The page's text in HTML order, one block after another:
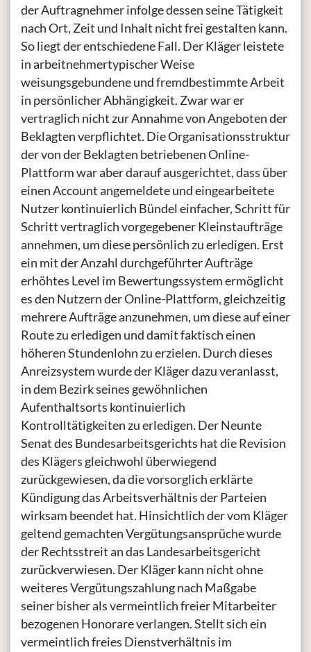
der Auftragnehmer infolge dessen seine Tätigkeit
nach Ort, Zeit und Inhalt nicht frei gestalten kann.
So liegt der entschiedene Fall. Der Kläger leistete
in arbeitnehmertypischer Weise
weisungsgebundene und fremdbestimmte Arbeit
in persönlicher Abhängigkeit. Zwar war er
vertraglich nicht zur Annahme von Angeboten der
Beklagten verpflichtet. Die Organisationsstruktur
der von der Beklagten betriebenen Online-
Plattform war aber darauf ausgerichtet, dass über
einen Account angemeldete und eingearbeitete
Nutzer kontinuierlich Bündel einfacher, Schritt für
Schritt vertraglich vorgegebener Kleinstaufträge
annehmen, um diese persönlich zu erledigen. Erst
ein mit der Anzahl durchgeführter Aufträge
erhöhtes Level im Bewertungssystem ermöglicht
es den Nutzern der Online-Plattform, gleichzeitig
mehrere Aufträge anzunehmen, um diese auf einer
Route zu erledigen und damit faktisch einen
höheren Stundenlohn zu erzielen. Durch dieses
Anreizsystem wurde der Kläger dazu veranlasst,
in dem Bezirk seines gewöhnlichen
Aufenthaltsorts kontinuierlich
Kontrolltätigkeiten zu erledigen. Der Neunte
Senat des Bundesarbeitsgerichts hat die Revision
des Klägers gleichwohl überwiegend
zurückgewiesen, da die vorsorglich erklärte
Kündigung das Arbeitsverhältnis der Parteien
wirksam beendet hat. Hinsichtlich der vom Kläger
geltend gemachten Vergütungsansprüche wurde
der Rechtsstreit an das Landesarbeitsgericht
zurückverwiesen. Der Kläger kann nicht ohne
weiteres Vergütungszahlung nach Maßgabe
seiner bisher als vermeintlich freier Mitarbeiter
bezogenen Honorare verlangen. Stellt sich ein
vermeintlich freies Dienstverhältnis im